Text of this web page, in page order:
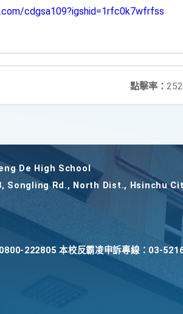
cdgsa109?igshid=1rfc0k7wfrfss
點擊率：
De High School
Songling Rd., North Dist., Hsinchu
222805 本校反霸凌申訴專線：03-